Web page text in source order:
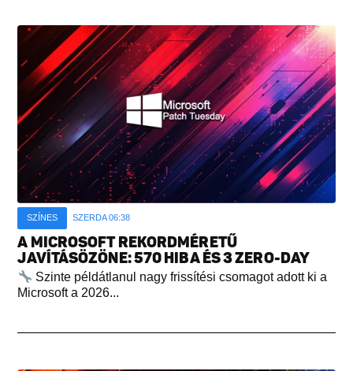
SZÍNES SZERDA 06:38
A MICROSOFT REKORDMÉRETŰ
JAVÍTÁSÖZÖNE: 570 HIBA ÉS 3 ZERO-DAY
Szinte példátlanul nagy frissítési csomagot adott ki a
Microsoft a 2026...